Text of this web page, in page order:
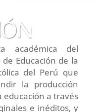
académica del
Educación de la
del Perú que
la producción
educación a través
e inéditos, y